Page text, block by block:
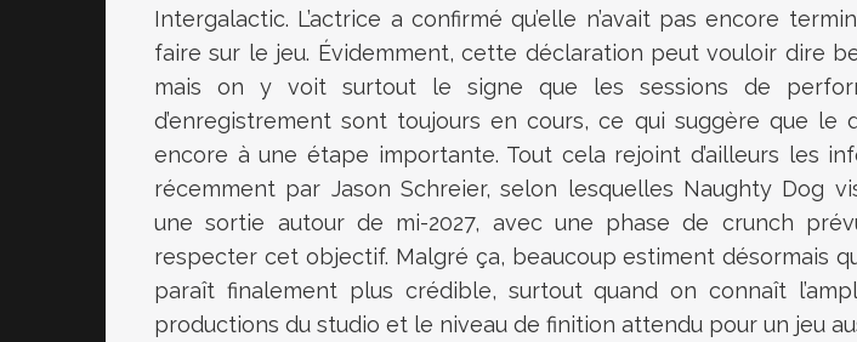
Intergalactic. L’actrice a confirmé qu’elle n’avait pas encore
faire sur le jeu. Évidemment, cette déclaration peut vouloir dire
mais on y voit surtout le signe que les sessions de
d’enregistrement sont toujours en cours, ce qui suggère que le
encore à une étape importante. Tout cela rejoint d’ailleurs les
récemment par Jason Schreier, selon lesquelles Naughty Dog
une sortie autour de mi-2027, avec une phase de crunch
respecter cet objectif. Malgré ça, beaucoup estiment désormais
paraît finalement plus crédible, surtout quand on connaît
productions du studio et le niveau de finition attendu pour un jeu